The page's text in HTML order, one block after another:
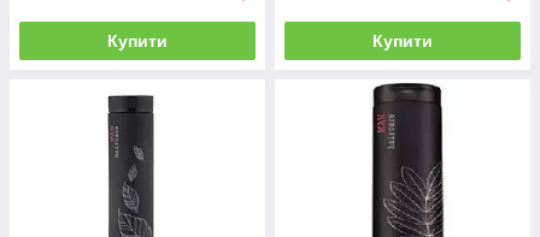
Купити Купити